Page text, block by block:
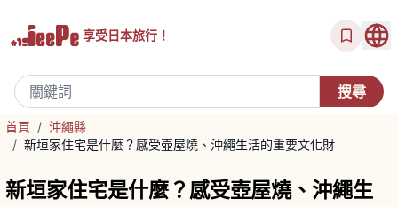
享受日本旅行！
首頁 / 沖繩縣
/ 新垣家住宅是什麼？感受壺屋燒、沖繩生活的重要文化財
新垣家住宅是什麼？感受壺屋燒、沖繩生